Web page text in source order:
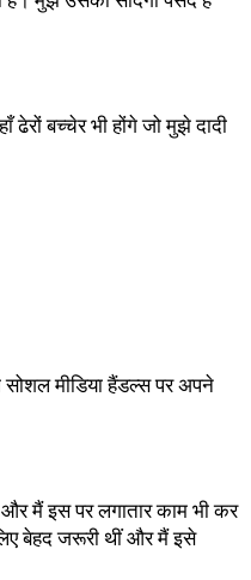
बच्चेर भी होंगे जो मुझे दादी
मीडिया हैंडल्स पर अपने
मैं इस पर लगातार काम भी कर
बेहद जरूरी थीं और मैं इसे